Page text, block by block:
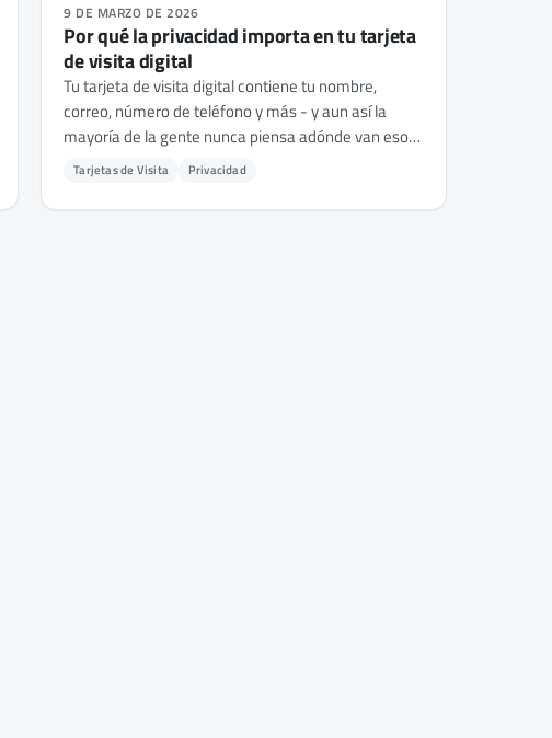
9 DE MARZO DE 2026
Por qué la privacidad importa en tu tarjeta
de visita digital
Tu tarjeta de visita digital contiene tu nombre,
correo, número de teléfono y más - y aun así la
mayoría de la gente nunca piensa adónde van esos
datos realmente. Aquí tienes por qué la privacidad
Tarjetas de Visita Privacidad